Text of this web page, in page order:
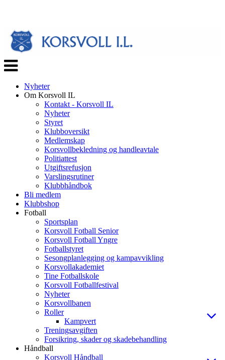
Veksle
navigasjon
Nyheter
Om Korsvoll IL
Kontakt - Korsvoll IL
Nyheter
Styret
Klubboversikt
Medlemskap
Korsvollbekledning og handleavtale
Politiattest
Utgiftsrefusjon
Varslingsrutiner
Klubbhåndbok
Bli medlem
Klubbshop
Fotball
Sportsplan
Korsvoll Fotball Senior
Korsvoll Fotball Yngre
Fotballstyret
Sesongplanlegging og kampavvikling
Korsvollakademiet
Tine Fotballskole
Korsvoll Fotballfestival
Nyheter
Korsvollbanen
Roller
Kampvert
Treningsavgiften
Forsikring, skader og skadebehandling
Håndball
Korsvoll Håndball